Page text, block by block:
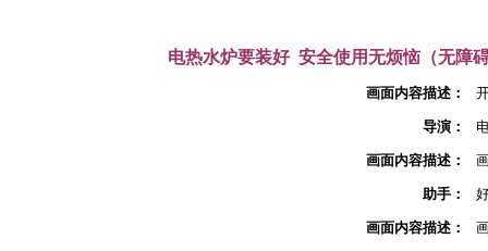
电热水炉要装好 安全使用无烦恼（无障
画面内容描述：
导演：
画面内容描述：
助手：
画面内容描述：